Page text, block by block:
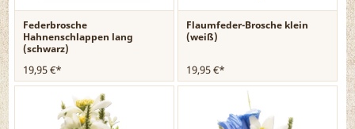
Federbrosche
Hahnenschlappen lang
(schwarz)
19,95 €*
Flaumfeder-Brosche klein
(weiß)
19,95 €*